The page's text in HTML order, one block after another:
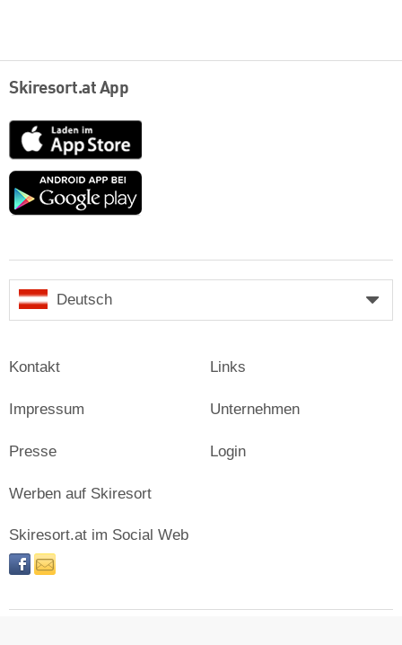
Skiresort.at App
App
Store
Google
Deutsch
Kontakt
Impressum
Presse
Links
Unternehmen
Login
Werben auf Skiresort
Skiresort.at im Social Web
facebooknewsletter